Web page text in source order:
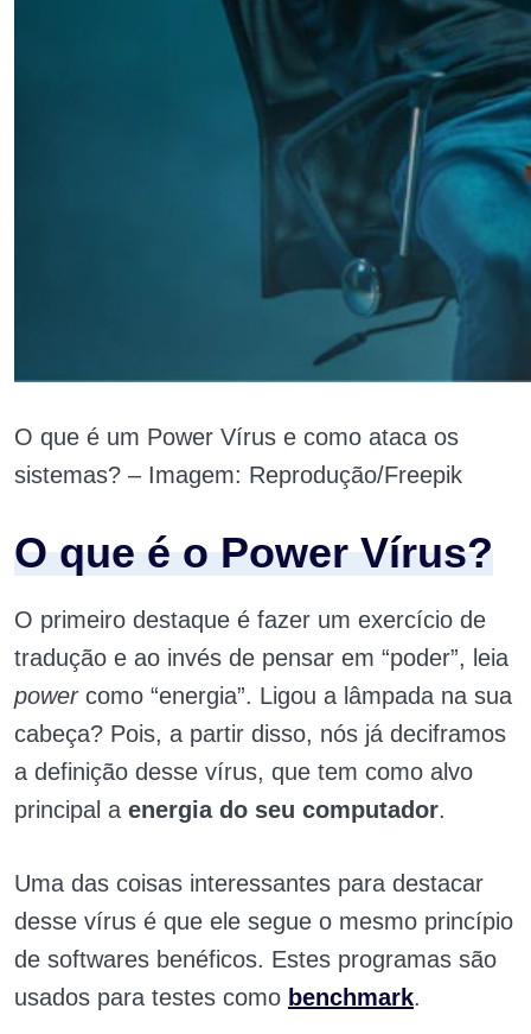
O que é um Power Vírus e como ataca os
sistemas? – Imagem: Reprodução/Freepik
O que é o Power Vírus?
O primeiro destaque é fazer um exercício de
tradução e ao invés de pensar em “poder”, leia
powercomo “energia”. Ligou a lâmpada na sua
cabeça? Pois, a partir disso, nós já deciframos
a definição desse vírus, que tem como alvo
principal a energia do seu computador.
Uma das coisas interessantes para destacar
desse vírus é que ele segue o mesmo princípio
de softwares benéficos. Estes programas são
usados para testes como benchmark.